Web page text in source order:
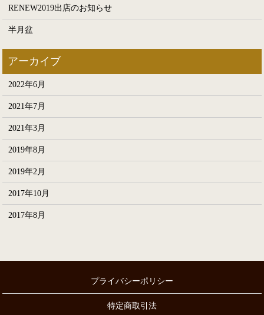
RENEW2019出店のお知らせ
半月盆
2022年6月
2021年7月
2021年3月
2019年8月
2019年2月
2017年10月
2017年8月
プライバシーポリシー
特定商取引法